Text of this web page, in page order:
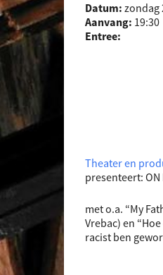
Datum: zondag
Aanvang: 19:30
Entree:
Theater en
presenteert: ON
met o.a. “My
Vrebac) en
racist ben